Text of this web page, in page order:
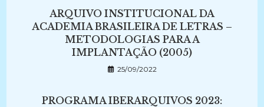
ARQUIVO INSTITUCIONAL DA
ACADEMIA BRASILEIRA DE LETRAS –
METODOLOGIAS PARA A
IMPLANTAÇÃO (2005)
25/09/2022
PROGRAMA IBERARQUIVOS 2023: